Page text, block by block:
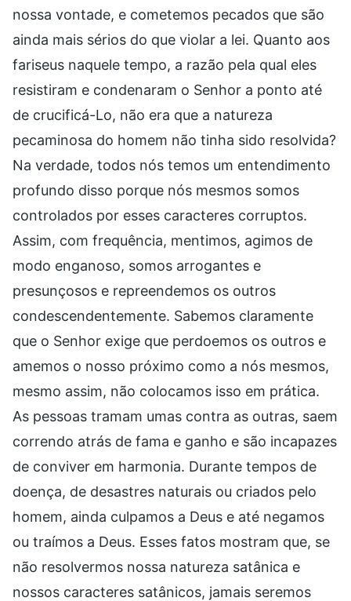
nossa vontade, e cometemos pecados que são
ainda mais sérios do que violar a lei. Quanto aos
fariseus naquele tempo, a razão pela qual eles
resistiram e condenaram o Senhor a ponto até
de crucificá-Lo, não era que a natureza
pecaminosa do homem não tinha sido resolvida?
Na verdade, todos nós temos um entendimento
profundo disso porque nós mesmos somos
controlados por esses caracteres corruptos.
Assim, com frequência, mentimos, agimos de
modo enganoso, somos arrogantes e
presunçosos e repreendemos os outros
condescendentemente. Sabemos claramente
que o Senhor exige que perdoemos os outros e
amemos o nosso próximo como a nós mesmos,
mesmo assim, não colocamos isso em prática.
As pessoas tramam umas contra as outras, saem
correndo atrás de fama e ganho e são incapazes
de conviver em harmonia. Durante tempos de
doença, de desastres naturais ou criados pelo
homem, ainda culpamos a Deus e até negamos
ou traímos a Deus. Esses fatos mostram que, se
não resolvermos nossa natureza satânica e
nossos caracteres satânicos, jamais seremos